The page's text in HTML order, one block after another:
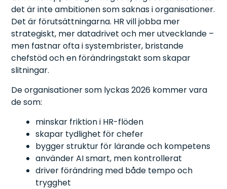
det är inte ambitionen som saknas i organisationer.
Det är förutsättningarna. HR vill jobba mer
strategiskt, mer datadrivet och mer utvecklande –
men fastnar ofta i systembrister, bristande
chefstöd och en förändringstakt som skapar
slitningar.
De organisationer som lyckas 2026 kommer vara
de som:
minskar friktion i HR-flöden
skapar tydlighet för chefer
bygger struktur för lärande och kompetens
använder AI smart, men kontrollerat
driver förändring med både tempo och
trygghet